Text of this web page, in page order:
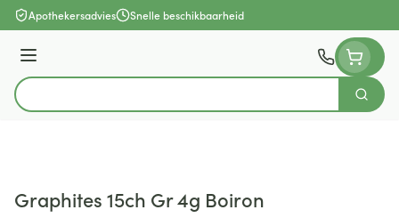
Ga naar de inhoud
Apothekersadvies Snelle beschikbaarheid
Menu
Product, merk, categorie...
Zoek
Graphites 15ch Gr 4g Boiron